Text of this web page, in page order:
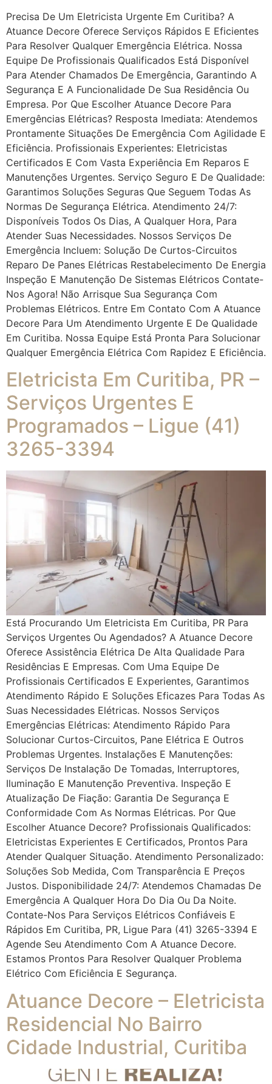
Precisa De Um Eletricista Urgente Em Curitiba? A
Atuance Decore Oferece Serviços Rápidos E Eficientes
Para Resolver Qualquer Emergência Elétrica. Nossa
Equipe De Profissionais Qualificados Está Disponível
Para Atender Chamados De Emergência, Garantindo A
Segurança E A Funcionalidade De Sua Residência Ou
Empresa. Por Que Escolher Atuance Decore Para
Emergências Elétricas? Resposta Imediata: Atendemos
Prontamente Situações De Emergência Com Agilidade E
Eficiência. Profissionais Experientes: Eletricistas
Certificados E Com Vasta Experiência Em Reparos E
Manutenções Urgentes. Serviço Seguro E De Qualidade:
Garantimos Soluções Seguras Que Seguem Todas As
Normas De Segurança Elétrica. Atendimento 24/7:
Disponíveis Todos Os Dias, A Qualquer Hora, Para
Atender Suas Necessidades. Nossos Serviços De
Emergência Incluem: Solução De Curtos-Circuitos
Reparo De Panes Elétricas Restabelecimento De Energia
Inspeção E Manutenção De Sistemas Elétricos Contate-
Nos Agora! Não Arrisque Sua Segurança Com
Problemas Elétricos. Entre Em Contato Com A Atuance
Decore Para Um Atendimento Urgente E De Qualidade
Em Curitiba. Nossa Equipe Está Pronta Para Solucionar
Qualquer Emergência Elétrica Com Rapidez E Eficiência.
Eletricista Em Curitiba, PR –
Serviços Urgentes E
Programados – Ligue (41)
3265-3394
Está Procurando Um Eletricista Em Curitiba, PR Para
Serviços Urgentes Ou Agendados? A Atuance Decore
Oferece Assistência Elétrica De Alta Qualidade Para
Residências E Empresas. Com Uma Equipe De
Profissionais Certificados E Experientes, Garantimos
Atendimento Rápido E Soluções Eficazes Para Todas As
Suas Necessidades Elétricas. Nossos Serviços
Emergências Elétricas: Atendimento Rápido Para
Solucionar Curtos-Circuitos, Pane Elétrica E Outros
Problemas Urgentes. Instalações E Manutenções:
Serviços De Instalação De Tomadas, Interruptores,
Iluminação E Manutenção Preventiva. Inspeção E
Atualização De Fiação: Garantia De Segurança E
Conformidade Com As Normas Elétricas. Por Que
Escolher Atuance Decore? Profissionais Qualificados:
Eletricistas Experientes E Certificados, Prontos Para
Atender Qualquer Situação. Atendimento Personalizado:
Soluções Sob Medida, Com Transparência E Preços
Justos. Disponibilidade 24/7: Atendemos Chamadas De
Emergência A Qualquer Hora Do Dia Ou Da Noite.
Contate-Nos Para Serviços Elétricos Confiáveis E
Rápidos Em Curitiba, PR, Ligue Para (41) 3265-3394 E
Agende Seu Atendimento Com A Atuance Decore.
Estamos Prontos Para Resolver Qualquer Problema
Elétrico Com Eficiência E Segurança.
Atuance Decore – Eletricista
Residencial No Bairro
Cidade Industrial, Curitiba